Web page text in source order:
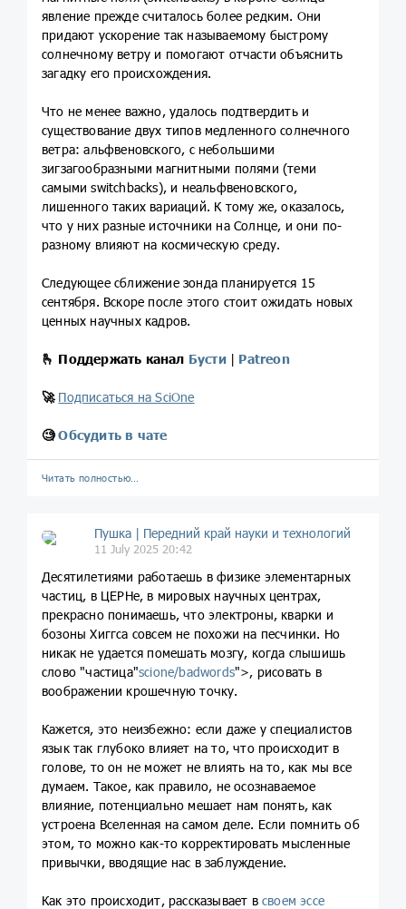
явление прежде считалось более редким. Они
придают ускорение так называемому быстрому
солнечному ветру и помогают отчасти объяснить
загадку его происхождения.
Что не менее важно, удалось подтвердить и
существование двух типов медленного солнечного
ветра: альфвеновского, с небольшими
зигзагообразными магнитными полями (теми
самыми switchbacks), и неальфвеновского,
лишенного таких вариаций. К тому же, оказалось,
что у них разные источники на Солнце, и они по-
разному влияют на космическую среду.
Следующее сближение зонда планируется 15
сентября. Вскоре после этого стоит ожидать новых
ценных научных кадров.
🫰 Поддержать канал Бусти| Patreon
🚀 Подписаться на SciOne
🧐 Обсудить в чате
Читать полностью…
Пушка | Передний край науки и технологий
11 July 2025 20:42
Десятилетиями работаешь в физике элементарных
частиц, в ЦЕРНе, в мировых научных центрах,
прекрасно понимаешь, что электроны, кварки и
бозоны Хиггса совсем не похожи на песчинки. Но
никак не удается помешать мозгу, когда слышишь
слово "частица"scione/badwords">, рисовать в
воображении крошечную точку.
Кажется, это неизбежно: если даже у специалистов
язык так глубоко влияет на то, что происходит в
голове, то он не может не влиять на то, как мы все
думаем. Такое, как правило, не осознаваемое
влияние, потенциально мешает нам понять, как
устроена Вселенная на самом деле. Если помнить об
этом, то можно как-то корректировать мысленные
привычки, вводящие нас в заблуждение.
Как это происходит, рассказывает в своем эссе